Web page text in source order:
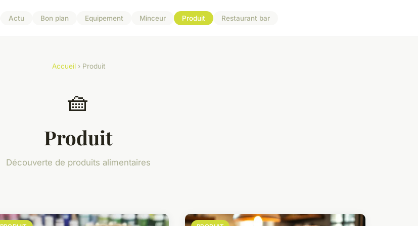
Actu Bon plan Equipement Minceur Produit Restaurant bar
Accueil› Produit
🧺
Produit
Découverte de produits alimentaires